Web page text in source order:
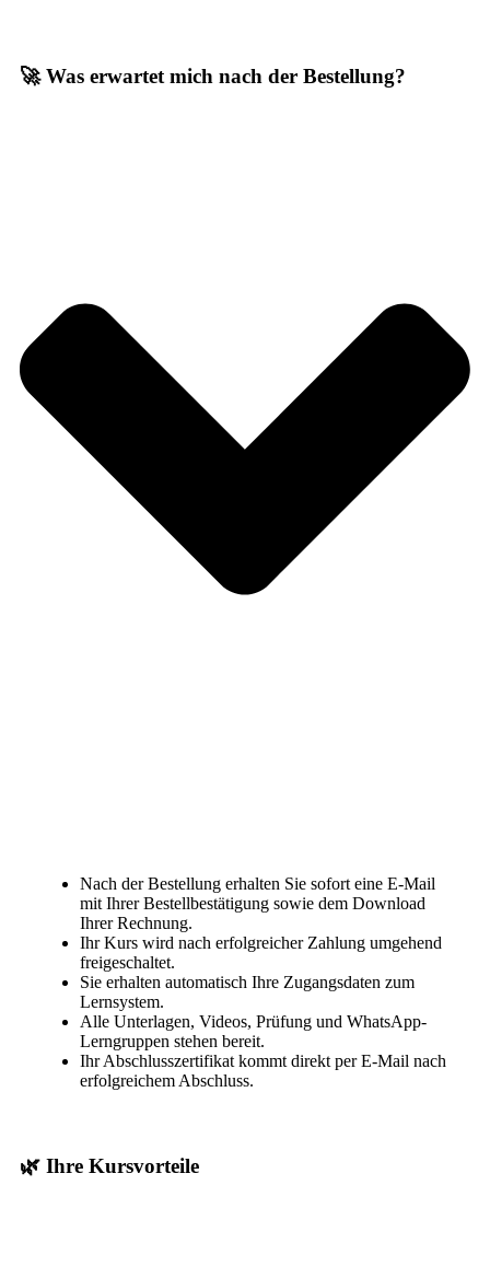
🚀 Was erwartet mich nach der Bestellung?
Nach der Bestellung erhalten Sie sofort eine E-Mail
mit Ihrer Bestellbestätigung sowie dem Download
Ihrer Rechnung.
Ihr Kurs wird nach erfolgreicher Zahlung umgehend
freigeschaltet.
Sie erhalten automatisch Ihre Zugangsdaten zum
Lernsystem.
Alle Unterlagen, Videos, Prüfung und WhatsApp-
Lerngruppen stehen bereit.
Ihr Abschlusszertifikat kommt direkt per E-Mail nach
erfolgreichem Abschluss.
🌿 Ihre Kursvorteile